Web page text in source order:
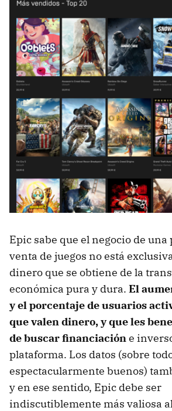
Epic sabe que el negocio de
venta de juegos no está
dinero que se obtiene de la
económica pura y dura. El
y el porcentaje de usuarios
que valen dinero, y que les
de buscar financiacióne
plataforma. Los datos (sobre
espectacularmente buenos)
y en ese sentido, Epic debe ser
indiscutiblemente más valiosa